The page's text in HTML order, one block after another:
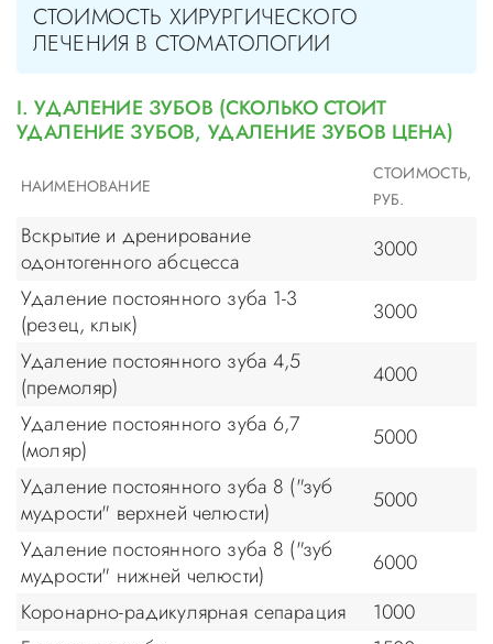
СТОИМОСТЬ ХИРУРГИЧЕСКОГО
ЛЕЧЕНИЯ В СТОМАТОЛОГИИ
I. УДАЛЕНИЕ ЗУБОВ (СКОЛЬКО СТОИТ
УДАЛЕНИЕ ЗУБОВ, УДАЛЕНИЕ ЗУБОВ ЦЕНА)
НАИМЕНОВАНИЕ
СТОИМОСТЬ,
РУБ.
Вскрытие и дренирование
одонтогенного абсцесса
3000
Удаление постоянного зуба 1-3
(резец, клык)
3000
Удаление постоянного зуба 4,5
(премоляр)
4000
Удаление постоянного зуба 6,7
(моляр)
5000
Удаление постоянного зуба 8 ("зуб
мудрости" верхней челюсти)
5000
Удаление постоянного зуба 8 ("зуб
мудрости" нижней челюсти)
6000
Коронарно-радикулярная сепарация
1000